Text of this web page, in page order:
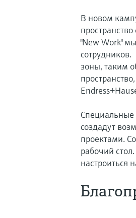
В новом
"New Work"
зоны, таким
создадут
проектами.
рабочий
настроиться